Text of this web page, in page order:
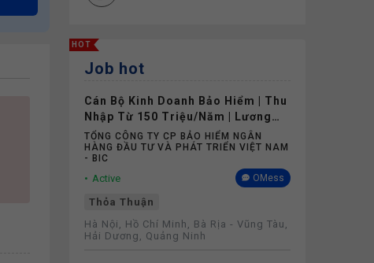
HOT
Job hot
Cán Bộ Kinh Doanh Bảo Hiểm | Thu
Nhập Từ 150 Triệu/Năm | Lương
Cứng Không Phụ Thuộc Doanh Số
TỔNG CÔNG TY CP BẢO HIỂM NGÂN
HÀNG ĐẦU TƯ VÀ PHÁT TRIỂN VIỆT NAM
- BIC
Active OMess
Thỏa Thuận
Hà Nội, Hồ Chí Minh, Bà Rịa - Vũng Tàu,
Hải Dương, Quảng Ninh